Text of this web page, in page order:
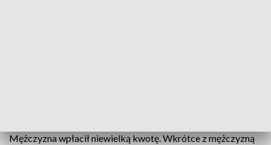
Mężczyzna wpłacił niewielką kwotę. Wkrótce z mężczyzną